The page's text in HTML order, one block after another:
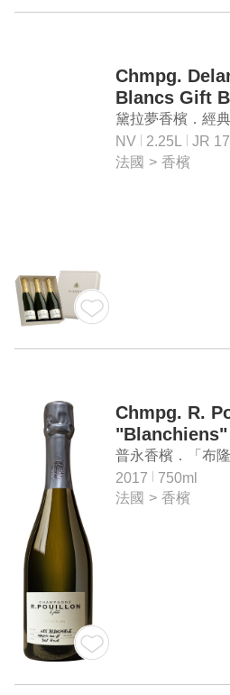
Chmpg.
Blancs Gift
黛拉夢香檳．經
（750ml*3）
NV 2.25L
JR 17
法國 > 香檳
Chmpg. R.
Nature
普永香檳．「布
2017
750ml
法國 > 香檳